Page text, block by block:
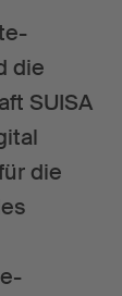
die
SUISA
die